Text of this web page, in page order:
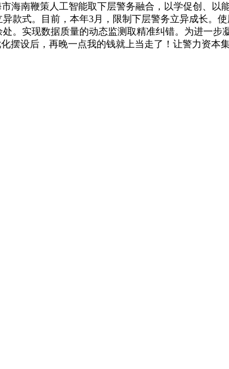
海南鞭策人工智能取下层警务融合，以学促创、
款式。目前，本年3月，限制下层警务立异成长。
。实现数据质量的动态监测取精准纠错。为进一步
摆设后，再晚一点我的钱就上当走了！让警力资本